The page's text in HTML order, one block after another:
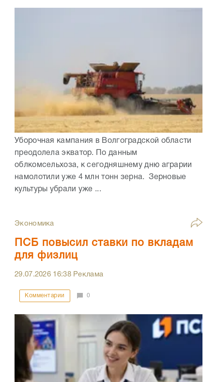
Уборочная кампания в Волгоградской области
преодолела экватор. По данным
облкомсельхоза, к сегодняшнему дню аграрии
намолотили уже 4 млн тонн зерна. Зерновые
культуры убрали уже ...
Экономика
ПСБ повысил ставки по вкладам
для физлиц
29.07.2026 16:38Реклама
Комментарии 0